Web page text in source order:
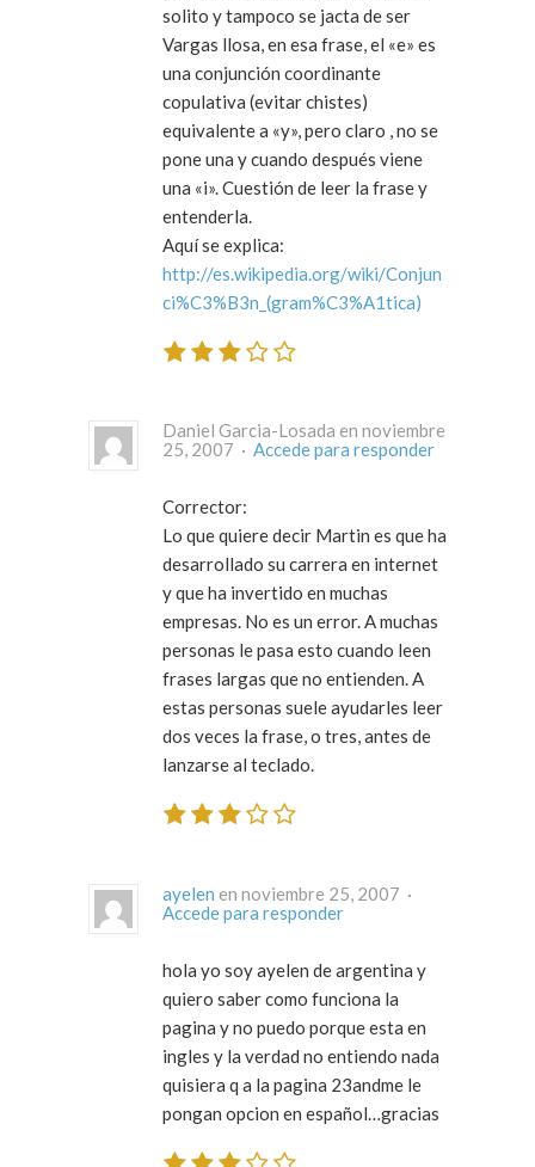
solito y tampoco se jacta de ser
Vargas llosa, en esa frase, el «e» es
una conjunción coordinante
copulativa (evitar chistes)
equivalente a «y», pero claro , no se
pone una y cuando después viene
una «i». Cuestión de leer la frase y
entenderla.
Aquí se explica:
http://es.wikipedia.org/wiki/Conjun
ci%C3%B3n_(gram%C3%A1tica)
Daniel Garcia-Losada en noviembre
25, 2007 · Accede para responder
Corrector:
Lo que quiere decir Martin es que ha
desarrollado su carrera en internet
y que ha invertido en muchas
empresas. No es un error. A muchas
personas le pasa esto cuando leen
frases largas que no entienden. A
estas personas suele ayudarles leer
dos veces la frase, o tres, antes de
lanzarse al teclado.
ayelen
en noviembre 25, 2007 ·
Accede para responder
hola yo soy ayelen de argentina y
quiero saber como funciona la
pagina y no puedo porque esta en
ingles y la verdad no entiendo nada
quisiera q a la pagina 23andme le
pongan opcion en español…gracias